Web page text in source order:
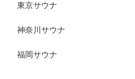
東京サウナ
神奈川サウナ
福岡サウナ